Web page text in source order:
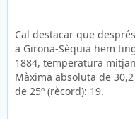
Cal destacar que
a Girona-Sèquia hem
1884, temperatura
Màxima absoluta de
de 25º (rècord): 19.